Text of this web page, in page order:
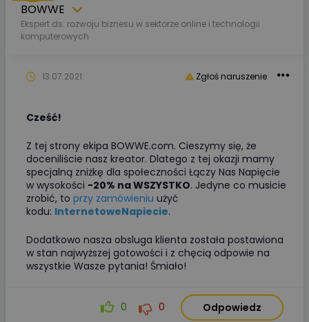
BOWWE
Ekspert ds. rozwoju biznesu w sektorze online i technologii
komputerowych
Zgłoś naruszenie
13.07.2021
Cześć!
Z tej strony ekipa BOWWE.com. Cieszymy się, że
doceniliście nasz kreator. Dlatego z tej okazji mamy
specjalną zniżkę dla społeczności Łączy Nas Napięcie
w wysokości -20% na WSZYSTKO. Jedyne co musicie
zrobić, to przy zamówieniu użyć
kodu: InternetoweNapiecie.
Dodatkowo nasza obsluga klienta została postawiona
w stan najwyższej gotowości i z chęcią odpowie na
wszystkie Wasze pytania! Śmiało!
0 0 Odpowiedz